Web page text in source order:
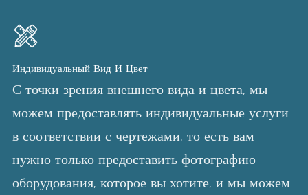
Индивидуальный Вид И Цвет
С точки зрения внешнего вида и цвета, мы
можем предоставлять индивидуальные услуги
в соответствии с чертежами, то есть вам
нужно только предоставить фотографию
оборудования, которое вы хотите, и мы можем